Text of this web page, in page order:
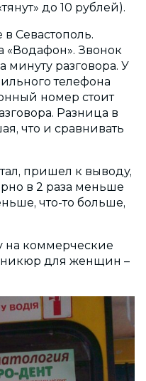
до 10 рублей).
Севастополь.
«Водафон». Звонок
минуту разговора. У
телефона
номер стоит
Разница в
что и сравнивать
пришел к выводу,
в 2 раза меньше
что-то больше,
на коммерческие
для женщин –